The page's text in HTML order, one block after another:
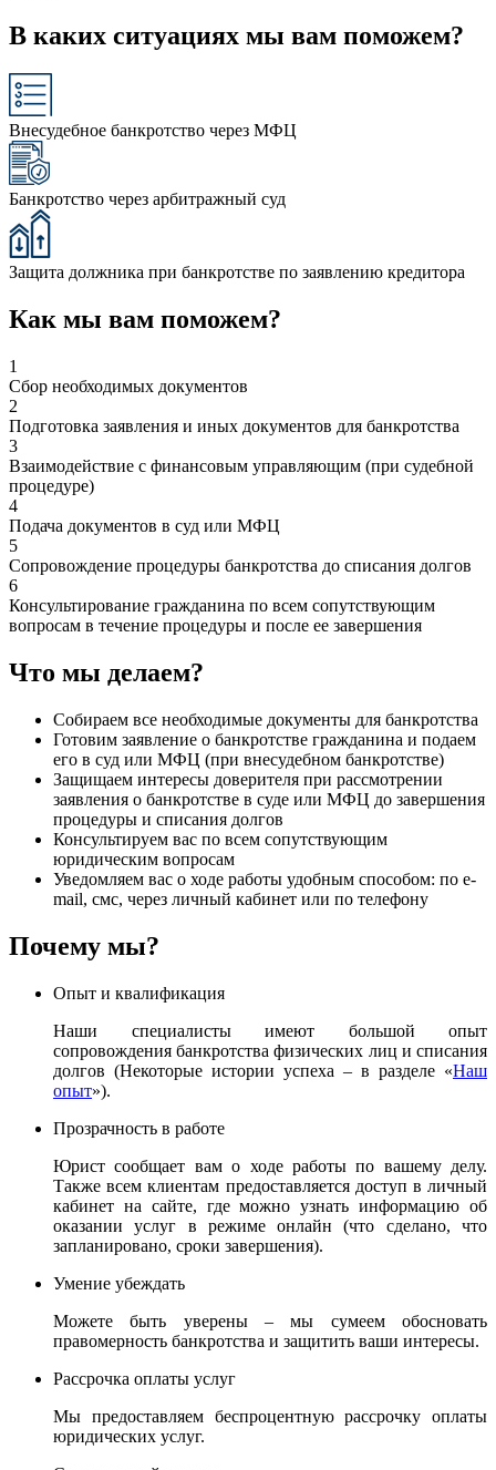
В каких ситуациях мы вам поможем?
Внесудебное банкротство через МФЦ
Банкротство через арбитражный суд
Защита должника при банкротстве по заявлению кредитора
Как мы вам поможем?
1
Сбор необходимых документов
2
Подготовка заявления и иных документов для банкротства
3
Взаимодействие с финансовым управляющим (при судебной
процедуре)
4
Подача документов в суд или МФЦ
5
Сопровождение процедуры банкротства до списания долгов
6
Консультирование гражданина по всем сопутствующим
вопросам в течение процедуры и после ее завершения
Что мы делаем?
Собираем все необходимые документы для банкротства
Готовим заявление о банкротстве гражданина и подаем
его в суд или МФЦ (при внесудебном банкротстве)
Защищаем интересы доверителя при рассмотрении
заявления о банкротстве в суде или МФЦ до завершения
процедуры и списания долгов
Консультируем вас по всем сопутствующим
юридическим вопросам
Уведомляем вас о ходе работы удобным способом: по e-
mail, смс, через личный кабинет или по телефону
Почему мы?
Опыт и квалификация
Наши специалисты имеют большой опыт
сопровождения банкротства физических лиц и списания
долгов (Некоторые истории успеха – в разделе «Наш
опыт»).
Прозрачность в работе
Юрист сообщает вам о ходе работы по вашему делу.
Также всем клиентам предоставляется доступ в личный
кабинет на сайте, где можно узнать информацию об
оказании услуг в режиме онлайн (что сделано, что
запланировано, сроки завершения).
Умение убеждать
Можете быть уверены – мы сумеем обосновать
правомерность банкротства и защитить ваши интересы.
Рассрочка оплаты услуг
Мы предоставляем беспроцентную рассрочку оплаты
юридических услуг.